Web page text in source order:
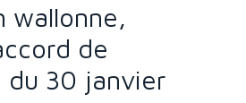
wallonne,
de
du 30 janvier